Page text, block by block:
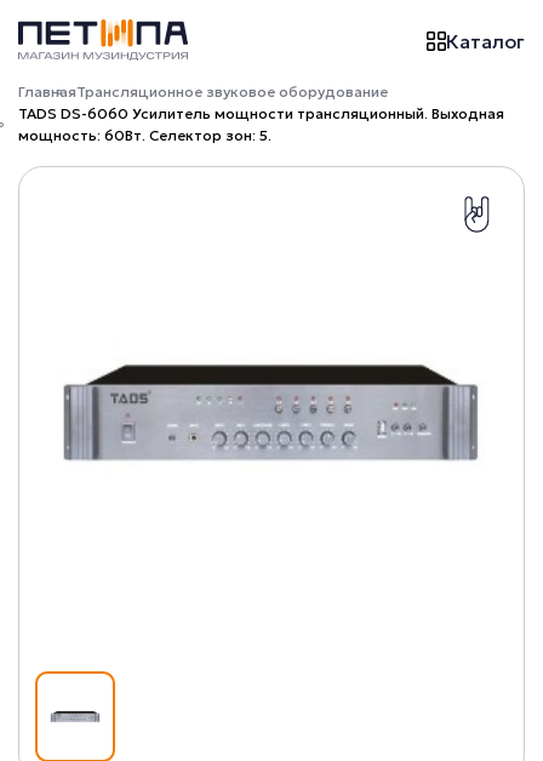
Каталог
ГлавнаяТрансляционное звуковое оборудование
TADS DS-6060 Усилитель мощности трансляционный. Выходная
мощность: 60Вт. Селектор зон: 5.